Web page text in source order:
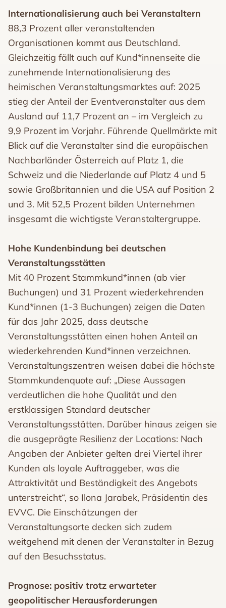
Internationalisierung auch bei Veranstaltern
88,3 Prozent aller veranstaltenden
Organisationen kommt aus Deutschland.
Gleichzeitig fällt auch auf Kund*innenseite die
zunehmende Internationalisierung des
heimischen Veranstaltungsmarktes auf: 2025
stieg der Anteil der Eventveranstalter aus dem
Ausland auf 11,7 Prozent an – im Vergleich zu
9,9 Prozent im Vorjahr. Führende Quellmärkte mit
Blick auf die Veranstalter sind die europäischen
Nachbarländer Österreich auf Platz 1, die
Schweiz und die Niederlande auf Platz 4 und 5
sowie Großbritannien und die USA auf Position 2
und 3. Mit 52,5 Prozent bilden Unternehmen
insgesamt die wichtigste Veranstaltergruppe.
Hohe Kundenbindung bei deutschen
Veranstaltungsstätten
Mit 40 Prozent Stammkund*innen (ab vier
Buchungen) und 31 Prozent wiederkehrenden
Kund*innen (1-3 Buchungen) zeigen die Daten
für das Jahr 2025, dass deutsche
Veranstaltungsstätten einen hohen Anteil an
wiederkehrenden Kund*innen verzeichnen.
Veranstaltungszentren weisen dabei die höchste
Stammkundenquote auf: „Diese Aussagen
verdeutlichen die hohe Qualität und den
erstklassigen Standard deutscher
Veranstaltungsstätten. Darüber hinaus zeigen sie
die ausgeprägte Resilienz der Locations: Nach
Angaben der Anbieter gelten drei Viertel ihrer
Kunden als loyale Auftraggeber, was die
Attraktivität und Beständigkeit des Angebots
unterstreicht“, so Ilona Jarabek, Präsidentin des
EVVC. Die Einschätzungen der
Veranstaltungsorte decken sich zudem
weitgehend mit denen der Veranstalter in Bezug
auf den Besuchsstatus.
Prognose: positiv trotz erwarteter
geopolitischer Herausforderungen